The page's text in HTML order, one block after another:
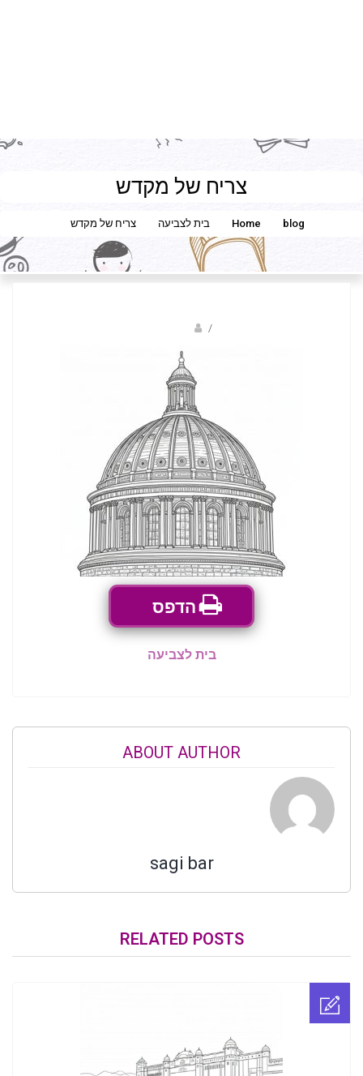
צריח של מקדש
Home blog בית לצביעה צריח של מקדש
/
הדפס
בית לצביעה
ABOUT AUTHOR
sagi bar
RELATED POSTS